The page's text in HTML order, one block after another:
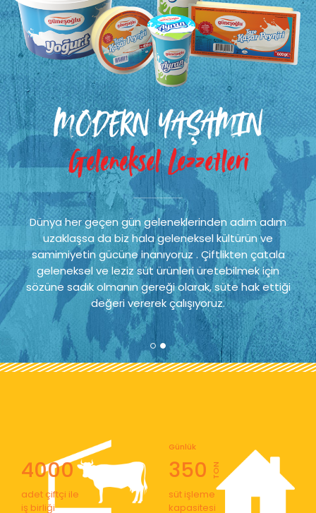
MODERN YAŞAMIN
Geleneksel Lezzetleri
Dünya her geçen gün geleneklerinden adım adım
uzaklaşsa da biz hala geleneksel kültürün ve
samimiyetin gücüne inanıyoruz . Çiftlikten çatala
geleneksel ve leziz süt ürünleri üretebilmek için
sözüne sadık olmanın gereği olarak, süte hak ettiği
değeri vererek çalışıyoruz.
4000
adet çiftçi ile
iş birliği
350
Günlük
TON
süt işleme
kapasitesi